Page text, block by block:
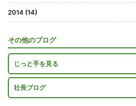
2014 (14)
その他のブログ
じっと手を見る
社長ブログ